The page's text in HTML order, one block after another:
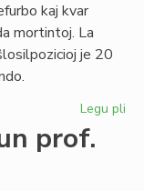
kaj kvar
mortintoj. La
je 20
Legu pli
prof.